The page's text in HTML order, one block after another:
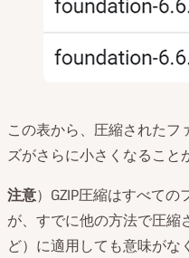
この表から、圧縮されたフ
ズがさらに小さくなること
注意）GZIP圧縮はすべて
が、すでに他の方法で圧縮
ど）に適用しても意味がな